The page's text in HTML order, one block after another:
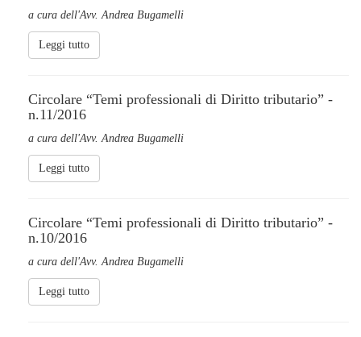
a cura dell'Avv. Andrea Bugamelli
Leggi tutto
Circolare “Temi professionali di Diritto tributario” -
n.11/2016
a cura dell'Avv. Andrea Bugamelli
Leggi tutto
Circolare “Temi professionali di Diritto tributario” -
n.10/2016
a cura dell'Avv. Andrea Bugamelli
Leggi tutto